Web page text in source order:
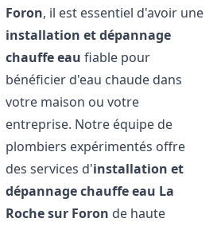
Foron, il est essentiel d'avoir une
installation et dépannage
chauffe eau fiable pour
bénéficier d'eau chaude dans
votre maison ou votre
entreprise. Notre équipe de
plombiers expérimentés offre
des services d'installation et
dépannage chauffe eau La
Roche sur Foron de haute